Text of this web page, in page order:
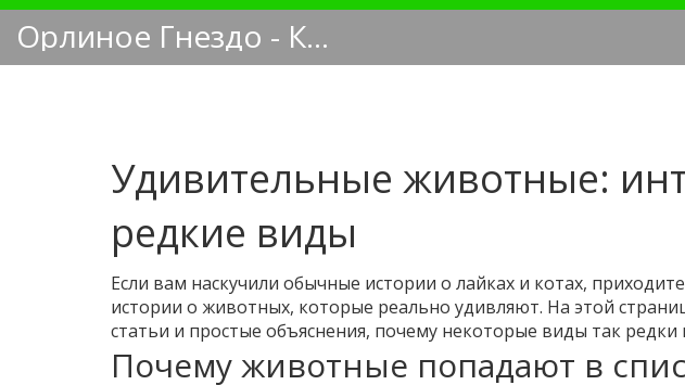
Орлиное Гнездо - Кинологический блог
Удивительные животные:
редкие виды
Если вам наскучили обычные истории о лайках и котах,
истории о животных, которые реально удивляют. На этой
статьи и простые объяснения, почему некоторые виды так редки
Почему животные попадают в